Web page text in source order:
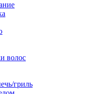
волос
гриль